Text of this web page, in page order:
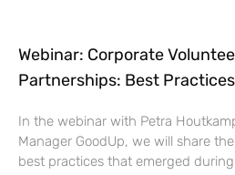
Webinar: Corporate
Partnerships: Best
In the webinar with Petra
Manager GoodUp, we will share
best practices that emerged during